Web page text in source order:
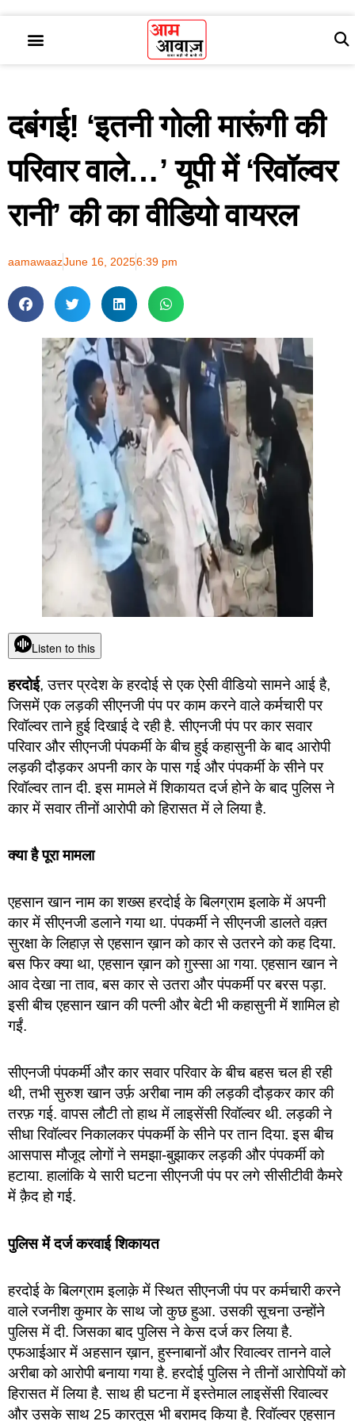
दबंगई! ‘इतनी गोली मारूंगी की
परिवार वाले…’ यूपी में ‘रिवॉल्‍वर
रानी’ की का वीडियो वायरल
aamawaazJune 16, 20256:39 pm
Listen to this
हरदोई, उत्तर प्रदेश के हरदोई से एक ऐसी वीडियो सामने आई है,
जिसमें एक लड़की सीएनजी पंप पर काम करने वाले कर्मचारी पर
रिवॉल्वर ताने हुई दिखाई दे रही है. सीएनजी पंप पर कार सवार
परिवार और सीएनजी पंपकर्मी के बीच हुई कहासुनी के बाद आरोपी
लड़की दौड़कर अपनी कार के पास गई और पंपकर्मी के सीने पर
रिवॉल्वर तान दी. इस मामले में शिकायत दर्ज होने के बाद पुलिस ने
कार में सवार तीनों आरोपी को हिरासत में ले लिया है.
क्या है पूरा मामला
एहसान खान नाम का शख्स हरदोई के बिलग्राम इलाके में अपनी
कार में सीएनजी डलाने गया था. पंपकर्मी ने सीएनजी डालते वक़्त
सुरक्षा के लिहाज़ से एहसान ख़ान को कार से उतरने को कह दिया.
बस फिर क्या था, एहसान ख़ान को ग़ुस्सा आ गया. एहसान खान ने
आव देखा ना ताव, बस कार से उतरा और पंपकर्मी पर बरस पड़ा.
इसी बीच एहसान खान की पत्नी और बेटी भी कहासुनी में शामिल हो
गईं.
सीएनजी पंपकर्मी और कार सवार परिवार के बीच बहस चल ही रही
थी, तभी सुरुश खान उर्फ़ अरीबा नाम की लड़की दौड़कर कार की
तरफ़ गई. वापस लौटी तो हाथ में लाइसेंसी रिवॉल्वर थी. लड़की ने
सीधा रिवॉल्वर निकालकर पंपकर्मी के सीने पर तान दिया. इस बीच
आसपास मौजूद लोगों ने समझा-बुझाकर लड़की और पंपकर्मी को
हटाया. हालांकि ये सारी घटना सीएनजी पंप पर लगे सीसीटीवी कैमरे
में क़ैद हो गई.
पुलिस में दर्ज करवाई शिकायत
हरदोई के बिलग्राम इलाक़े में स्थित सीएनजी पंप पर कर्मचारी करने
वाले रजनीश कुमार के साथ जो कुछ हुआ. उसकी सूचना उन्होंने
पुलिस में दी. जिसका बाद पुलिस ने केस दर्ज कर लिया है.
एफआईआर में अहसान ख़ान, हुस्नाबानों और रिवाल्वर तानने वाले
अरीबा को आरोपी बनाया गया है. हरदोई पुलिस ने तीनों आरोपियों को
हिरासत में लिया है. साथ ही घटना में इस्तेमाल लाइसेंसी रिवाल्वर
और उसके साथ 25 कारतूस भी बरामद किया है. रिवॉल्वर एहसान